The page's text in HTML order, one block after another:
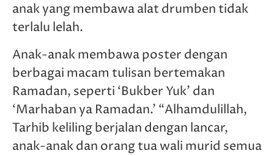
anak yang membawa alat drumben tidak
terlalu lelah.
Anak-anak membawa poster dengan
berbagai macam tulisan bertemakan
Ramadan, seperti ‘Bukber Yuk’ dan
‘Marhaban ya Ramadan.’ “Alhamdulillah,
Tarhib keliling berjalan dengan lancar,
anak-anak dan orang tua wali murid semua